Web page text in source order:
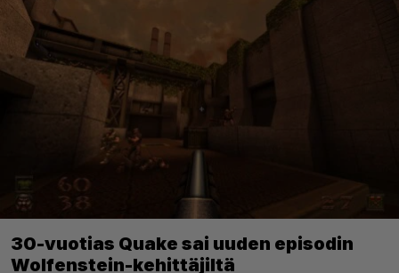
30-vuotias Quake sai uuden episodin
Wolfenstein-kehittäjiltä